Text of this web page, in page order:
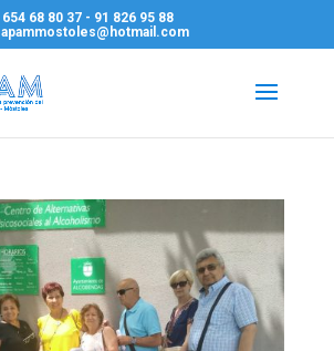
654 68 80 37 - 91 826 95 88
apammostoles@hotmail.com